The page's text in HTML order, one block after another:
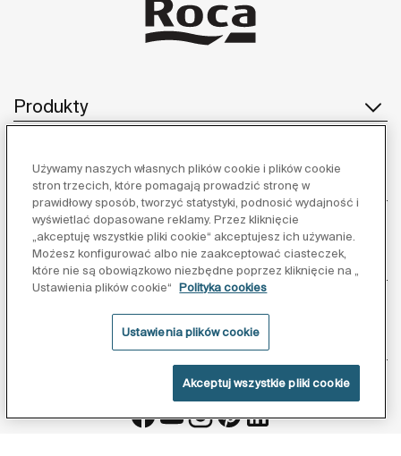
Produkty
Obsługa klienta
O nas
Obserwuj nas:
Używamy naszych własnych plików cookie i plików cookie
stron trzecich, które pomagają prowadzić stronę w
prawidłowy sposób, tworzyć statystyki, podnosić wydajność i
wyświetlać dopasowane reklamy. Przez kliknięcie
„akceptuję wszystkie pliki cookie“ akceptujesz ich używanie.
Możesz konfigurować albo nie zaakceptować ciasteczek,
które nie są obowiązkowo niezbędne poprzez kliknięcie na „
Ustawienia plików cookie“
Polityka cookies
Ustawienia plików cookie
Akceptuj wszystkie pliki cookie